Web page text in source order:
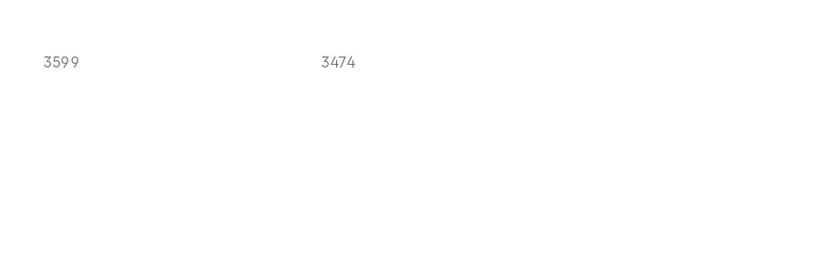
3599 3474